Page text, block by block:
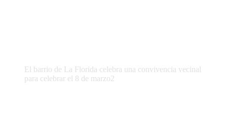
El barrio de La Florida celebra una convivencia vecinal
para celebrar el 8 de marzo2